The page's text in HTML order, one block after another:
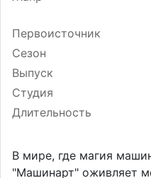
Первоисточник
Сезон
Выпуск
Студия
Длительность
В мире, где магия
"Машинарт" оживляет